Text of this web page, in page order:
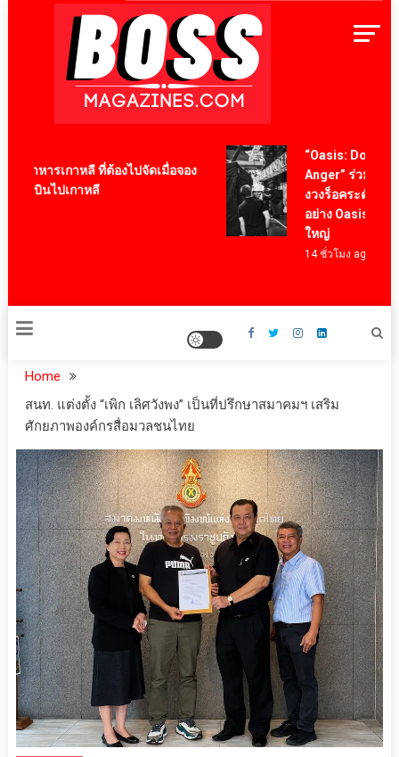
BossMagazinesThailand
อาหารเกาหลี ที่ต้องไปจัดเมื่อจอง
องบินไปเกาหลี
“Oasis: Don’t
Anger” ร่วมเป็นสั
งวงร็อคระดับโลกใ
อย่าง Oasis ผ่านภ
ใหญ่
14 ชั่วโมง ago
Home
สนท. แต่งตั้ง “เพิก เลิศวังพง” เป็นที่ปรึกษาสมาคมฯ เสริม
ศักยภาพองค์กรสื่อมวลชนไทย